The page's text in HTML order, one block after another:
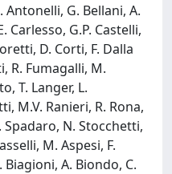
Antonelli, G. Bellani, A.
Carlesso, G.P. Castelli,
D. Corti, F. Dalla
R. Fumagalli, M.
T. Langer, L.
M.V. Ranieri, R. Rona,
Spadaro, N. Stocchetti,
M. Aspesi, F.
Biagioni, A. Biondo, C.